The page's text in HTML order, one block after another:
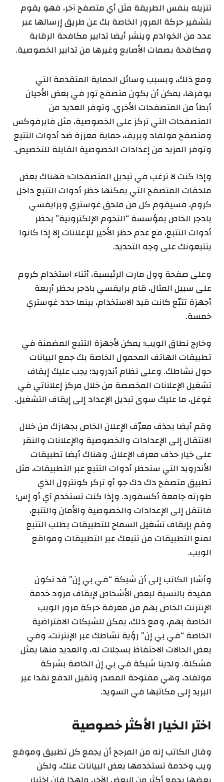
تنزيله بنفس الطريقة مثل أي متصفح آخر، فهو يقوم
بتشفير حركة المرور الخاصة بك عن طريق إرسالها عبر
عدد من الخوادم وينشر أيضا تدابير مكافحة الرقابة
ومكافحة بصمات الأصابع وغيرها من تدابير الخصوصية.
ومع ذلك، وبسبب وسائل الحماية المتقدمة التي
يوفرها، يمكن أن يكون متصفح تور في بعض الأحيان
أبطأ من المتصفحات الأخرى. وتوفر العديد من
المتصفحات التي تركز على الخصوصية، مثل فايرفوكس
ومتصفح مولفاد وبريف، حماية معززة ضد أدوات التتبع
وتوفر المزيد من إعدادات الخصوصية القابلة للتخصيص.
وإذا كنت لا ترغب في تبديل المتصفحات؛ فهناك بعض
ملحقات المتصفح التي يمكنها حظر أدوات التتبع داخل
كروم، فسيقوم كل من ملحق غوستري وبرايفسي
بادجر الخاص بمؤسسة “التخوم الإلكترونية” بحظر
أدوات التتبع، مع عدم حظر الأخير للإعلانات إلا إذا كانوا
يتتبعونك على وجه التحديد.
وعلى صفحة وول مارت الرئيسية، أثناء استخدام كروم
على سبيل المثال، قام برايفسي بادجر بحظر أربعة
أجهزة تتبّع كانت قيد الاستخدام، بينما حدد غوستري
خمسة.
وخارج نطاق الويب؛ يمكن لأجهزة التتبع المضمنة في
تطبيقات الهاتف المحمول الخاصة بك جمع البيانات
حول نشاطك. وعلى نظام أندرويد؛ يجب عليك إيقاف
تشغيل الإعلانات المخصصة من خلال مركز إعلاناتي في
غوغل، ما عليك سوى تبديل الإعداد إلى إيقاف التشغيل.
وقم أيضا بحذف معرّف الإعلان الخاص بجهازك من خلال
الانتقال إلى الإعدادات والخصوصية والإعلانات والنقر
على خيار حذف معرف الإعلان. وهناك أيضا تطبيقات
الأندرويد التي ستحظر أدوات التتبع عبر التطبيقات، مثل
تطبيق متصفح دك دك جو أو تركر كونترول الذي
طورته جامعة أكسفورد. وإذا كنت تستخدم آي أو إس؛
فانتقل إلى الإعدادات والخصوصية والأمان والتتبع،
وقم بإيقاف تشغيل السماح للتطبيقات بطلب التتبع
لمنع التطبيقات من تتبعك عبر التطبيقات ومواقع
الويب.
وأشار الكاتب إلى أن شبكة “في بي إن” قد تكون
مفيدة بالنسبة لبعض الأشخاص لإيقاف مزود خدمة
الإنترنت الخاص بهم من معرفة حركة مرور الويب
الخاصة بهم، ومع ذلك، يمكن للشبكات الافتراضية
الخاصة “في بي إن” رؤية نشاطك عبر الإنترنت، وفي
بعض الحالات الاحتفاظ بسجلات له، والعديد منها يمثل
مشكلة. ولدينا شبكة في بي إن الخاصة بشركة
مولفاد، وهي مفتوحة المصدر وتقبل الدفع نقدا عبر
البريد إلى مكاتبها في السويد.
اختر الخيار الأكثر خصوصية
وقال الكاتب إنه من المرجح أن يجمع كل تطبيق وموقع
ويب وخدمة تستخدمها بعض البيانات عنك، ولكن